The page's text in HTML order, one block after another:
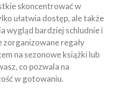
skoncentrować w
ułatwia dostęp, ale także
wygląd bardziej schludnie i
regały
na sezonowe książki lub
co pozwala na
w gotowaniu.